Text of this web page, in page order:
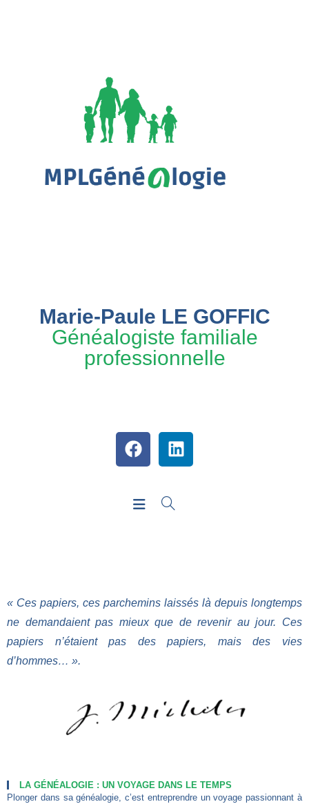
Marie-Paule LE GOFFIC
Généalogiste familiale
professionnelle
« Ces papiers, ces parchemins laissés là depuis longtemps
ne demandaient pas mieux que de revenir au jour. Ces
papiers n’étaient pas des papiers, mais des vies
d’hommes… ».
LA GÉNÉALOGIE : UN VOYAGE DANS LE TEMPS
Plonger dans sa généalogie, c’est entreprendre un voyage passionnant à